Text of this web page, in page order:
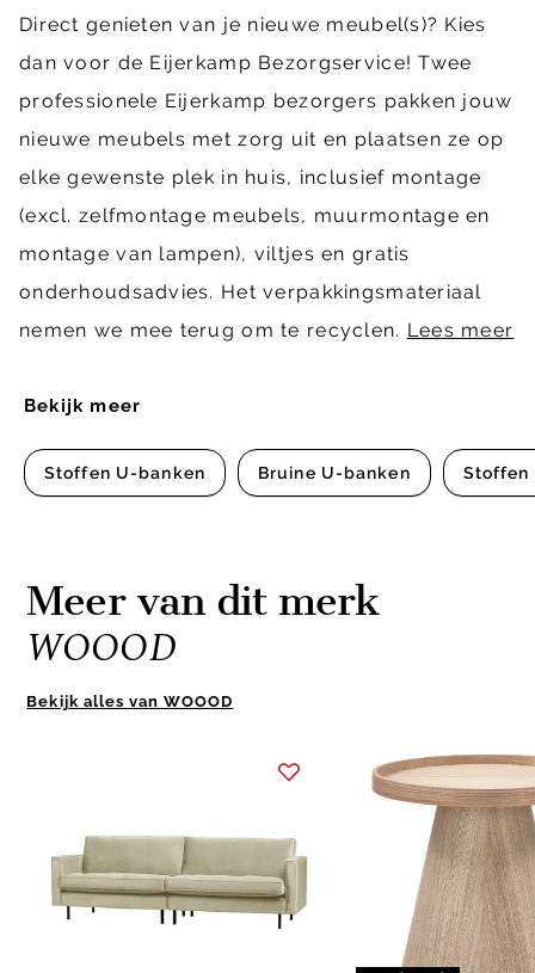
Bekijk meer
Stoffen U-banken Bruine U-banken Stoffen
Direct genieten van je nieuwe meubel(s)? Kies
dan voor de Eijerkamp Bezorgservice! Twee
professionele Eijerkamp bezorgers pakken jouw
nieuwe meubels met zorg uit en plaatsen ze op
elke gewenste plek in huis, inclusief montage
(excl. zelfmontage meubels, muurmontage en
montage van lampen), viltjes en gratis
onderhoudsadvies. Het verpakkingsmateriaal
nemen we mee terug om te recyclen. Lees meer
Meer van dit merk
WOOOD
Bekijk alles van WOOOD